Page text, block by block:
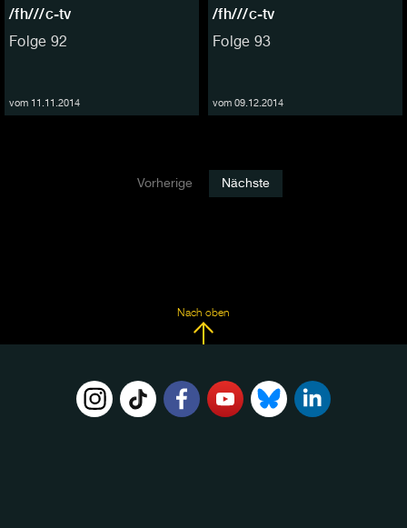
/fh///c-tv
Folge 92
vom 11.11.2014
/fh///c-tv
Folge 93
vom 09.12.2014
Vorherige Nächste
Nach oben